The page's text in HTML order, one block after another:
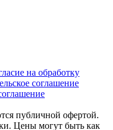
на обработку
соглашение
публичной офертой.
Цены могут быть как